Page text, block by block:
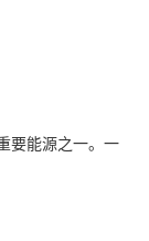
要能源之一。一